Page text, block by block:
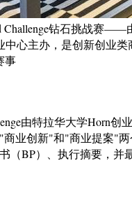
Challenge钻石挑战赛——
中心主办，是创新创业
事
由特拉华大学Horn创
商业创新"和"商业提案"
（BP）、执行摘要，并